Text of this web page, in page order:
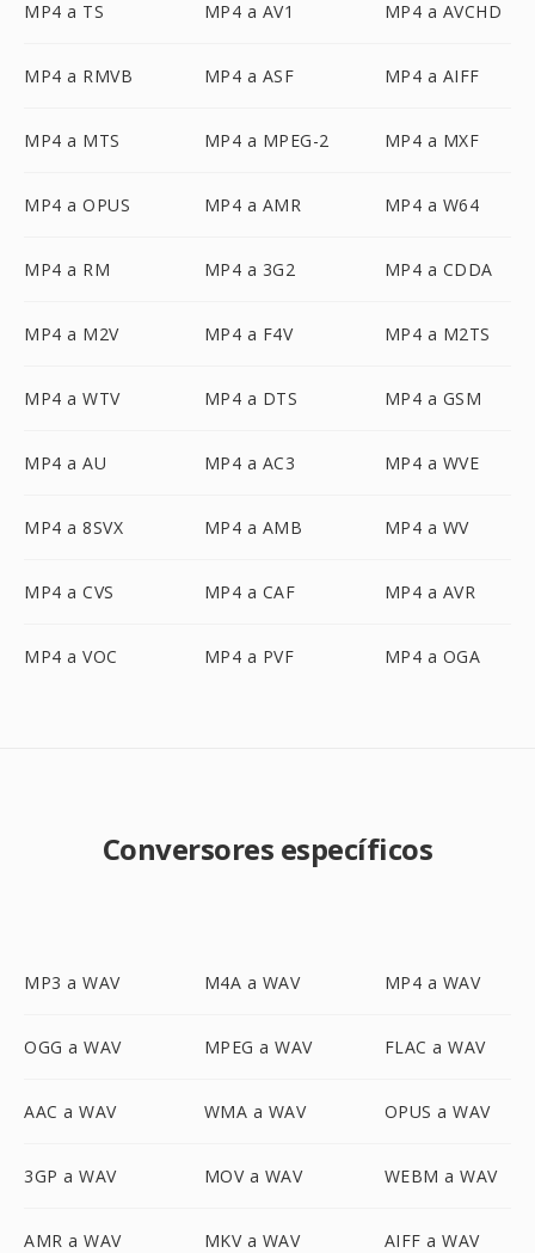
MP4 a TS MP4 a AV1 MP4 a AVCHD
MP4 a RMVB MP4 a ASF MP4 a AIFF
MP4 a MTS MP4 a MPEG-2 MP4 a MXF
MP4 a OPUS MP4 a AMR MP4 a W64
MP4 a RM MP4 a 3G2 MP4 a CDDA
MP4 a M2V MP4 a F4V MP4 a M2TS
MP4 a WTV MP4 a DTS MP4 a GSM
MP4 a AU MP4 a AC3 MP4 a WVE
MP4 a 8SVX MP4 a AMB MP4 a WV
MP4 a CVS MP4 a CAF MP4 a AVR
MP4 a VOC MP4 a PVF MP4 a OGA
Conversores específicos
MP3 a WAV M4A a WAV MP4 a WAV
OGG a WAV MPEG a WAV FLAC a WAV
AAC a WAV WMA a WAV OPUS a WAV
3GP a WAV MOV a WAV WEBM a WAV
AMR a WAV MKV a WAV AIFF a WAV